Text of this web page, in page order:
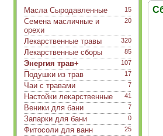
15
Масла Сыродавленные
20
Семена масличные и
орехи
320
Лекарственные травы
85
Лекарственные сборы
107
Энергия трав+
17
Подушки из трав
7
Чаи с травами
41
Настойки лекарственные
7
Веники для бани
0
Запарки для бани
25
Фитосоли для ванн